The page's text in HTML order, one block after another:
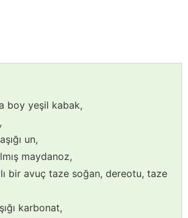
boy yeşil kabak,
un,
maydanoz,
bir avuç taze soğan, dereotu, taze
karbonat,